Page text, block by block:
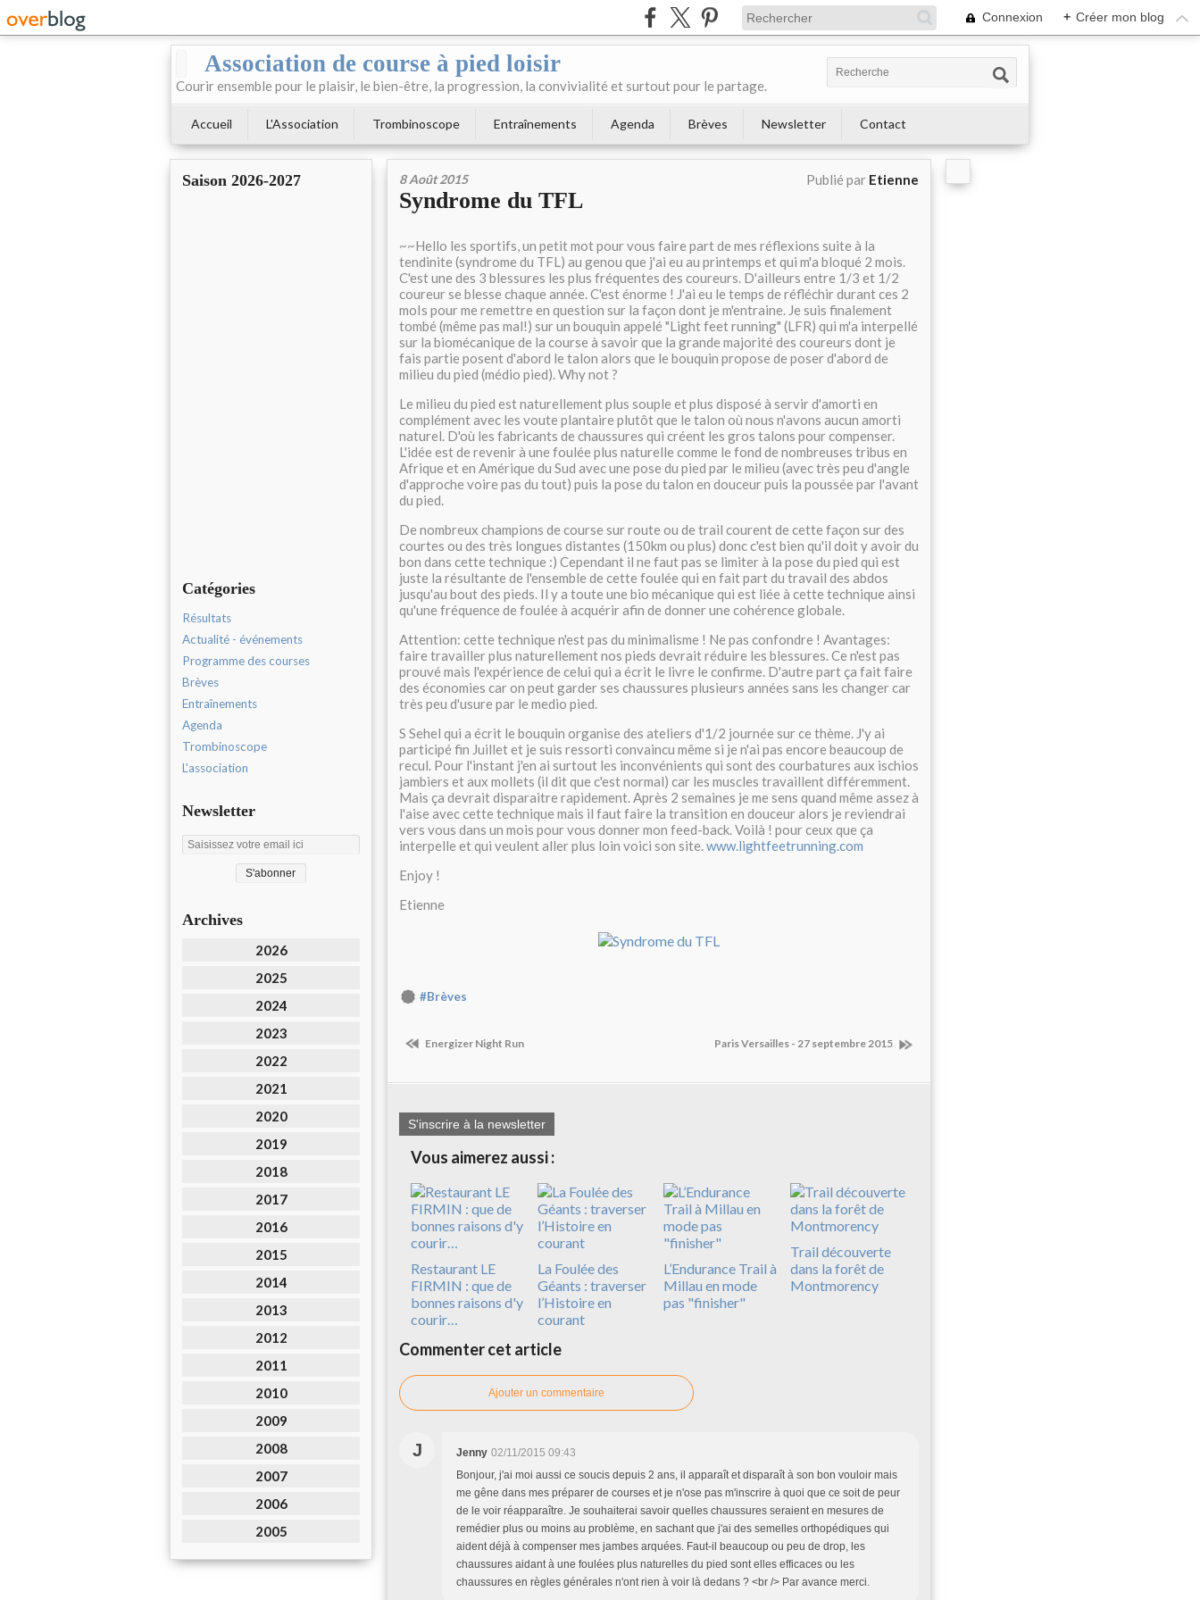
Connexion + Créer mon blog
Association de course à pied loisir
Courir ensemble pour le plaisir, le bien-être, la progression, la convivialité et surtout pour le partage.
Accueil L'Association Trombinoscope Entraînements Agenda Brèves Newsletter Contact
Saison 2026-2027
Catégories
Résultats
Actualité - événements
Programme des courses
Brèves
Entraînements
Agenda
Trombinoscope
L'association
Newsletter
Archives
2026
2025
2024
2023
2022
2021
2020
2019
2018
2017
2016
2015
2014
2013
2012
2011
2010
2009
2008
2007
2006
2005
8 Août 2015 Publié par Etienne
Syndrome du TFL
~~Hello les sportifs, un petit mot pour vous faire part de mes réflexions suite à la
tendinite (syndrome du TFL) au genou que j'ai eu au printemps et qui m'a bloqué 2 mois.
C'est une des 3 blessures les plus fréquentes des coureurs. D'ailleurs entre 1/3 et 1/2
coureur se blesse chaque année. C'est énorme ! J'ai eu le temps de réfléchir durant ces 2
moIs pour me remettre en question sur la façon dont je m'entraine. Je suis finalement
tombé (même pas mal!) sur un bouquin appelé "Light feet running" (LFR) qui m'a interpellé
sur la biomécanique de la course à savoir que la grande majorité des coureurs dont je
fais partie posent d'abord le talon alors que le bouquin propose de poser d'abord de
milieu du pied (médio pied). Why not ?
Le milieu du pied est naturellement plus souple et plus disposé à servir d'amorti en
complément avec les voute plantaire plutôt que le talon où nous n'avons aucun amorti
naturel. D'où les fabricants de chaussures qui créent les gros talons pour compenser.
L'idée est de revenir à une foulée plus naturelle comme le fond de nombreuses tribus en
Afrique et en Amérique du Sud avec une pose du pied par le milieu (avec très peu d'angle
d'approche voire pas du tout) puis la pose du talon en douceur puis la poussée par l'avant
du pied.
De nombreux champions de course sur route ou de trail courent de cette façon sur des
courtes ou des très longues distantes (150km ou plus) donc c'est bien qu'il doit y avoir du
bon dans cette technique :) Cependant il ne faut pas se limiter à la pose du pied qui est
juste la résultante de l'ensemble de cette foulée qui en fait part du travail des abdos
jusqu'au bout des pieds. Il y a toute une bio mécanique qui est liée à cette technique ainsi
qu'une fréquence de foulée à acquérir afin de donner une cohérence globale.
Attention: cette technique n'est pas du minimalisme ! Ne pas confondre ! Avantages:
faire travailler plus naturellement nos pieds devrait réduire les blessures. Ce n'est pas
prouvé mais l'expérience de celui qui a écrit le livre le confirme. D'autre part ça fait faire
des économies car on peut garder ses chaussures plusieurs années sans les changer car
très peu d'usure par le medio pied.
S Sehel qui a écrit le bouquin organise des ateliers d'1/2 journée sur ce thème. J'y ai
participé fin Juillet et je suis ressorti convaincu même si je n'ai pas encore beaucoup de
recul. Pour l'instant j'en ai surtout les inconvénients qui sont des courbatures aux ischios
jambiers et aux mollets (il dit que c'est normal) car les muscles travaillent différemment.
Mais ça devrait disparaitre rapidement. Après 2 semaines je me sens quand même assez à
l'aise avec cette technique mais il faut faire la transition en douceur alors je reviendrai
vers vous dans un mois pour vous donner mon feed-back. Voilà ! pour ceux que ça
interpelle et qui veulent aller plus loin voici son site.www.lightfeetrunning.com
Enjoy !
Etienne
#Brèves
Energizer Night Run Paris Versailles - 27 septembre 2015
S'inscrire à la newsletter
Vous aimerez aussi :
Restaurant LE
FIRMIN : que de
bonnes raisons d'y
courir…
La Foulée des
Géants : traverser
l’Histoire en
courant
L’Endurance Trail à
Millau en mode
pas "finisher"
Trail découverte
dans la forêt de
Montmorency
Commenter cet article
Ajouter un commentaire
J Jenny 02/11/2015 09:43
Bonjour, j'ai moi aussi ce soucis depuis 2 ans, il apparaît et disparaît à son bon vouloir mais
me gêne dans mes préparer de courses et je n'ose pas m'inscrire à quoi que ce soit de peur
de le voir réapparaître. Je souhaiterai savoir quelles chaussures seraient en mesures de
remédier plus ou moins au problème, en sachant que j'ai des semelles orthopédiques qui
aident déjà à compenser mes jambes arquées. Faut-il beaucoup ou peu de drop, les
chaussures aidant à une foulées plus naturelles du pied sont elles efficaces ou les
chaussures en règles générales n'ont rien à voir là dedans ? <br /> Par avance merci.